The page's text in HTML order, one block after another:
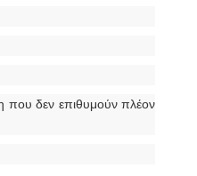
που δεν επιθυμούν πλέον